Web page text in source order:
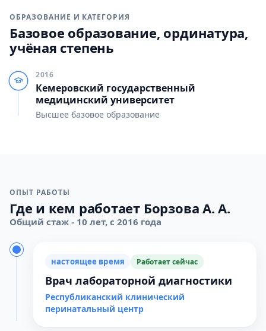
ОБРАЗОВАНИЕ И КАТЕГОРИЯ
Базовое образование, ординатура,
учёная степень
2016
Кемеровский государственный
медицинский университет
Высшее базовое образование
ОПЫТ РАБОТЫ
Где и кем работает Борзова А. А.
Общий стаж - 10 лет, с 2016 года
настоящее время Работает сейчас
Врач лабораторной диагностики
Республиканский клинический
перинатальный центр